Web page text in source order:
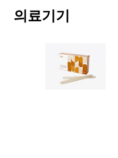
의료기기